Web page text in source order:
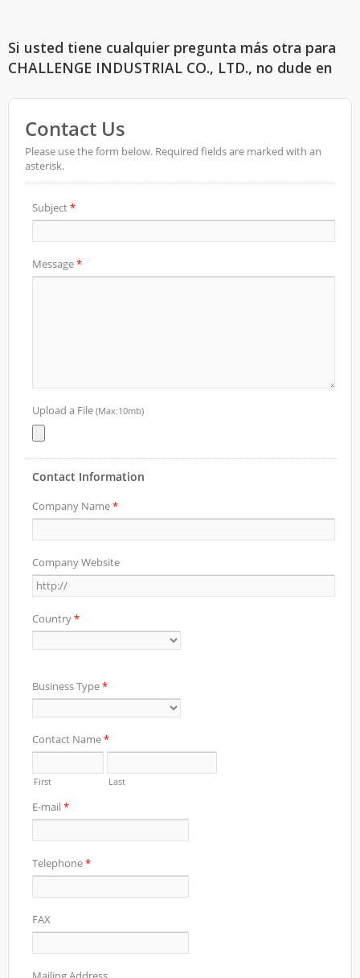
Si usted tiene cualquier pregunta más otra para
CHALLENGE INDUSTRIAL CO., LTD., no dude en